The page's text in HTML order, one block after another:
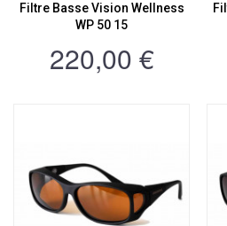
Filtre Basse Vision Wellness
WP 50 15
220,00 €